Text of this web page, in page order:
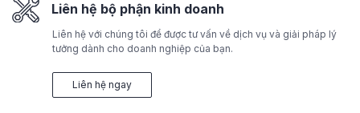
Liên hệ bộ phận kinh doanh
Liên hệ với chúng tôi để được tư vấn về dịch vụ và giải pháp lý
tưởng dành cho doanh nghiệp của bạn.
Liên hệ ngay